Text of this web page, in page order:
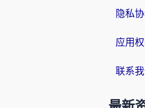
隐私
应用
联系我